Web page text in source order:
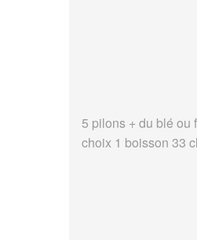
5 pilons + du blé ou
choix 1 boisson 33